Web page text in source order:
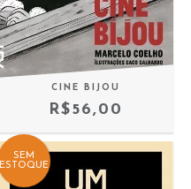
CINE BIJOU
R$56,00
SEM
ESTOQUE